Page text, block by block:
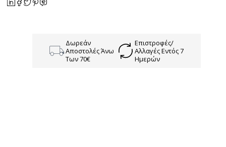
Δωρεάν
Αποστολές Άνω
Των 70€
Επιστροφές/
Αλλαγές Εντός 7
Ημερών